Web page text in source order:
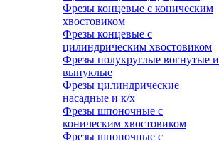
Фрезы концевые с коническим
хвостовиком
Фрезы концевые с
цилиндрическим хвостовиком
Фрезы полукруглые вогнутые и
выпуклые
Фрезы цилиндрические
насадные и к/х
Фрезы шпоночные с
коническим хвостовиком
Фрезы шпоночные с